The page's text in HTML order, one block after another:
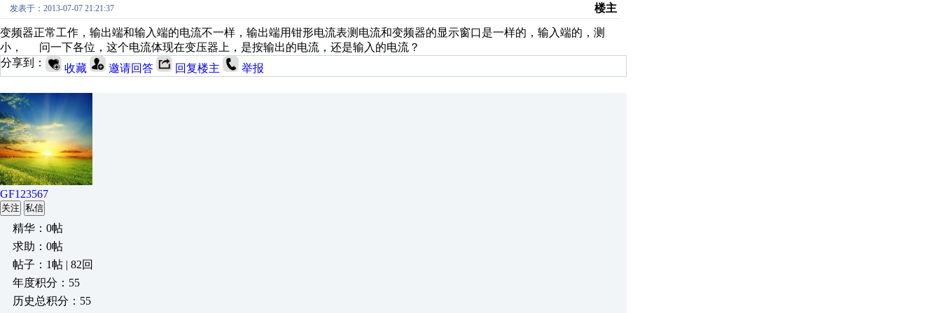
发表于：2013-07-07 21:21:37 楼主
变频器正常工作，输出端和输入端的电流不一样，输出端用钳形电流表测电流和变频器的显示窗口是一样的，输入端的，测
小， 问一下各位，这个电流体现在变压器上，是按输出的电流，还是输入的电流？
分享到：
收藏 邀请回答 回复楼主 举报
GF123567
关注 私信
精华：0帖
求助：0帖
帖子：1帖 | 82回
年度积分：55
历史总积分：55